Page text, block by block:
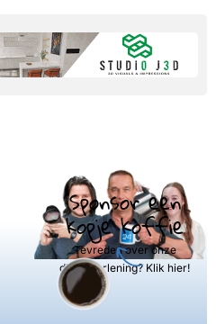
Sponsor een
kopje koffie
Tevreden over onze
dienstverlening? Klik hier!